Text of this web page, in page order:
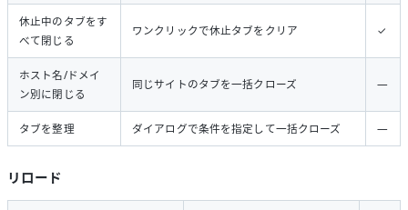
休止中のタブをす
べて閉じる
ワンクリックで休止タブをクリア ✓
ホスト名/ドメイ
ン別に閉じる
同じサイトのタブを一括クローズ —
タブを整理 ダイアログで条件を指定して一括クローズ —
リロード